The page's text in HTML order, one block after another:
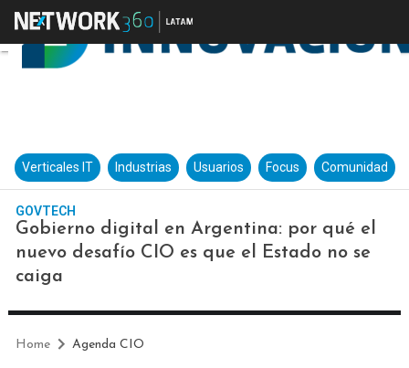
Verticales IT Industrias Usuarios Focus Comunidad
GOVTECH
Gobierno digital en Argentina: por qué el
nuevo desafío CIO es que el Estado no se
caiga
Home Agenda CIO